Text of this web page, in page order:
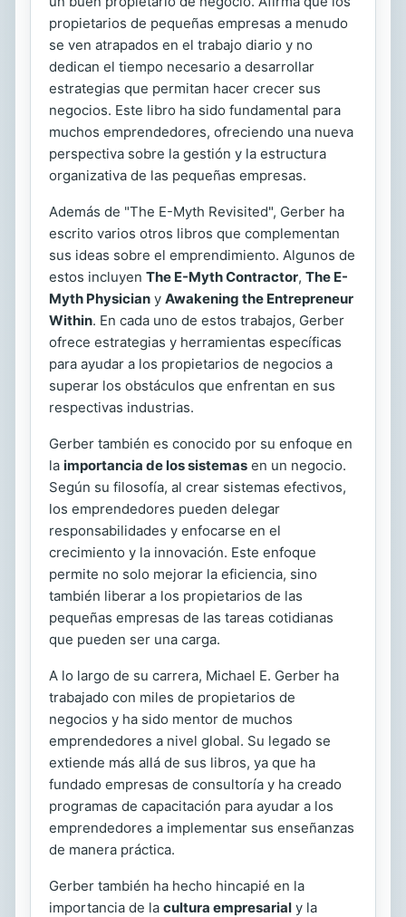
propietarios de pequeñas empresas a menudo
se ven atrapados en el trabajo diario y no
dedican el tiempo necesario a desarrollar
estrategias que permitan hacer crecer sus
negocios. Este libro ha sido fundamental para
muchos emprendedores, ofreciendo una nueva
perspectiva sobre la gestión y la estructura
organizativa de las pequeñas empresas.
Además de "The E-Myth Revisited", Gerber ha
escrito varios otros libros que complementan
sus ideas sobre el emprendimiento. Algunos de
estos incluyen The E-Myth Contractor, The E-
Myth Physician y Awakening the Entrepreneur
Within. En cada uno de estos trabajos, Gerber
ofrece estrategias y herramientas específicas
para ayudar a los propietarios de negocios a
superar los obstáculos que enfrentan en sus
respectivas industrias.
Gerber también es conocido por su enfoque en
la importancia de los sistemas en un negocio.
Según su filosofía, al crear sistemas efectivos,
los emprendedores pueden delegar
responsabilidades y enfocarse en el
crecimiento y la innovación. Este enfoque
permite no solo mejorar la eficiencia, sino
también liberar a los propietarios de las
pequeñas empresas de las tareas cotidianas
que pueden ser una carga.
A lo largo de su carrera, Michael E. Gerber ha
trabajado con miles de propietarios de
negocios y ha sido mentor de muchos
emprendedores a nivel global. Su legado se
extiende más allá de sus libros, ya que ha
fundado empresas de consultoría y ha creado
programas de capacitación para ayudar a los
emprendedores a implementar sus enseñanzas
de manera práctica.
Gerber también ha hecho hincapié en la
importancia de la cultura empresarial y la